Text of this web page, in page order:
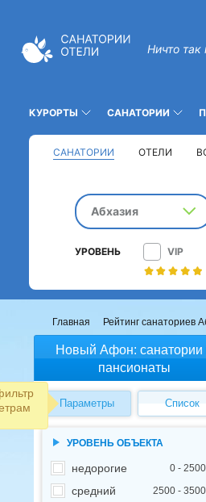
Ничто так
КУРОРТЫ САНАТОРИИ
САНАТОРИИ ОТЕЛИ
Абхазия
УРОВЕНЬ VIP
Главная Рейтинг санаториев
Новый Афон: санатории
пансионаты
Параметры Список
УРОВЕНЬ ОБЪЕКТА
недорогие 0 -
средний 2500 - 3500